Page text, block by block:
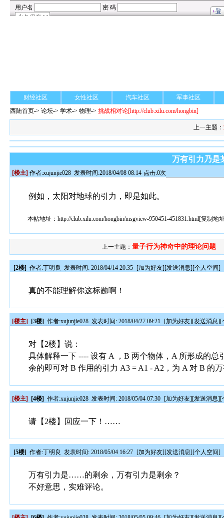
财经社区 女性社区 汽车社区
军事社区
西陆首页->论坛->学术-> 物理->挑战相对论[http://club.xilu.com/hongbin]
上一主题：
万有引力乃是
[楼主] 作者:xujunjie028 发表时间:2018/04/08 08:14 点击:0次
例如，太阳对地球的引力，即是如此。
本帖地址：http://club.xilu.com/hongbin/msgview-950451-451831.html[复制地
上一主题： 量子行为神奇中的理论问题
[2楼] 作者:丁明良 发表时间: 2018/04/14 20:35 [加为好友][发送消息][个人空间]
真的不能理解你这标题啊！
[楼主] [3楼] 作者:xujunjie028 发表时间: 2018/04/27 09:21 [加为好友][发送消息][
对【2楼】说：
具体解释一下 ---- 设有 A ，B 两个物体，A 所形成的
余的即可对 B 作用的引力 A3 = A1 - A2，为 A 对 B 的
[楼主] [4楼] 作者:xujunjie028 发表时间: 2018/05/04 07:30 [加为好友][发送消息][
请【2楼】回应一下！……
[5楼] 作者:丁明良 发表时间: 2018/05/04 16:27 [加为好友][发送消息][个人空间]
万有引力是……的剩余，万有引力是剩余？
不好意思，实难评论。